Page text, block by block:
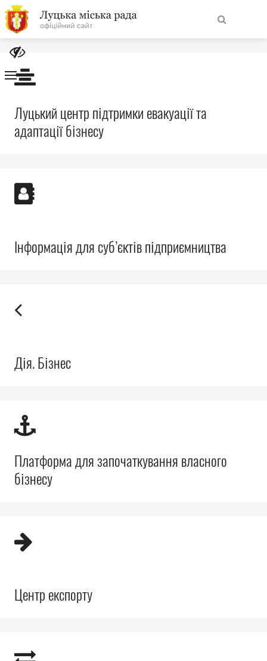
На
головну
Навігація
сайту
Про місто
Публічна інформація
Луцький центр підтримки евакуації та
адаптації бізнесу
Інформація для суб’єктів підприємництва
Дія. Бізнес
Платформа для започаткування власного
бізнесу
Центр експорту